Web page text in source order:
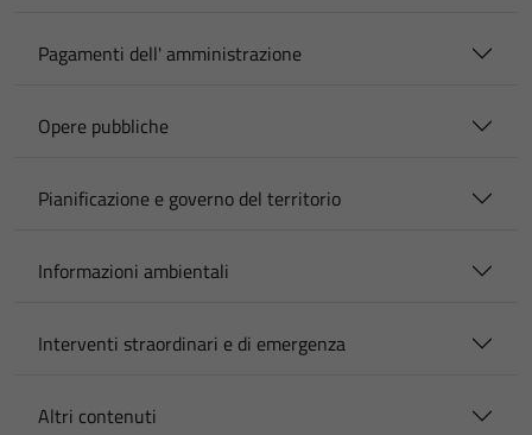
Pagamenti dell' amministrazione
Opere pubbliche
Pianificazione e governo del territorio
Informazioni ambientali
Interventi straordinari e di emergenza
Altri contenuti